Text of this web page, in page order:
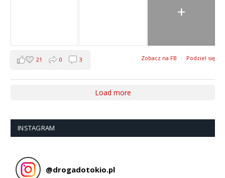
+
Zobacz na FB · Podziel się
21 0 3
Load more
INSTAGRAM
@drogadotokio.pl